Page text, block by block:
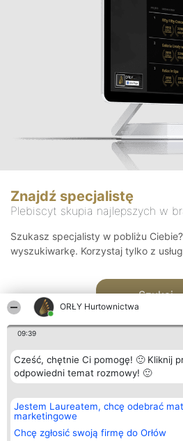
ORŁY Hurtownictwa
09:39
Cześć, chętnie Ci pomogę! 🙂 Kliknij
odpowiedni temat rozmowy! 🙂
Jestem Laureatem, chcę odebrać
marketingowe
Chcę zgłosić swoją firmę do Orłów
Znajdź specjalistę
Plebiscyt skupia najlepszych w
Szukasz specjalisty w pobliżu
wyszukiwarkę. Korzystaj tylko z
Szukaj
Organizator plebiscytu
Bright Side Solutions sp. z o.
o. sp. k.
ul. Ruska 22
Wrocław 50-079
Plebiscyt
Laureaci
wszystkich
Laureatów